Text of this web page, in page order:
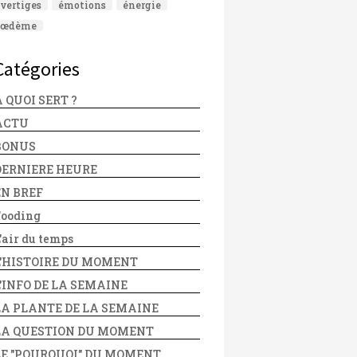
vertiges émotions
énergie
œdème
QUOI SERT ?
HEURE
BREF
du temps
DU MOMENT
DE LA SEMAINE
PLANTE DE LA SEMAINE
QUESTION DU MOMENT